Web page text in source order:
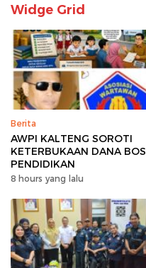
Widge Grid
Berita
AWPI KALTENG SOROTI
KETERBUKAAN DANA BOS
PENDIDIKAN
8 hours yang lalu